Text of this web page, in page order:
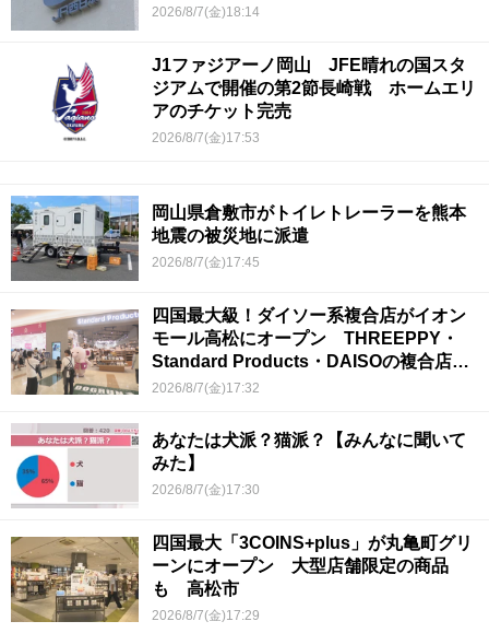
2026/8/7(金)18:14
J1ファジアーノ岡山 JFE晴れの国スタ
ジアムで開催の第2節長崎戦 ホームエリ
アのチケット完売
2026/8/7(金)17:53
岡山県倉敷市がトイレトレーラーを熊本
地震の被災地に派遣
2026/8/7(金)17:45
四国最大級！ダイソー系複合店がイオン
モール高松にオープン THREEPPY・
Standard Products・DAISOの複合店は
香川県初
2026/8/7(金)17:32
あなたは犬派？猫派？【みんなに聞いて
みた】
2026/8/7(金)17:30
四国最大「3COINS+plus」が丸亀町グリ
ーンにオープン 大型店舗限定の商品
も 高松市
2026/8/7(金)17:29